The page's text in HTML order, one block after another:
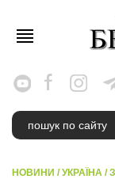
НОВИНИ /УКРАЇНА /